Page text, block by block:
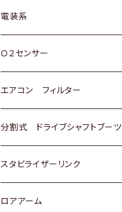
日野
三菱
スバル
マツダ
三菱
スバル
日産
ダイハツ
マツダ
三菱
スバル
スズキ
ダイハツ
三菱
スバル
トヨタ
ホンダ
スズキ
日産
いすゞ
ダイハツ
電装系
Ｏ２センサー
トヨタ
ホンダ
スズキ
日産
エアコン フィルター
トヨタ
ホンダ
スズキ
分割式 ドライブシャフトブーツ
トヨタ
ホンダ
スタビライザーリンク
トヨタ
ロアアーム